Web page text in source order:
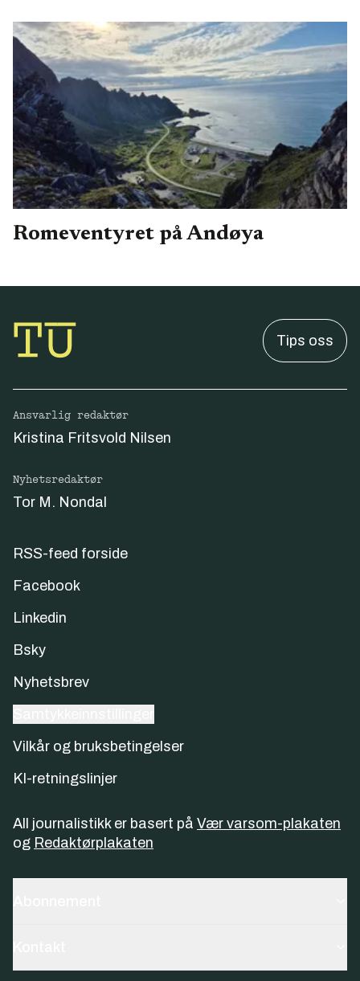
Romeventyret på Andøya
Tips oss
Ansvarlig redaktør
Kristina Fritsvold Nilsen
Nyhetsredaktør
Tor M. Nondal
RSS-feed forside
Facebook
Linkedin
Bsky
Nyhetsbrev
Vilkår og bruksbetingelser
KI-retningslinjer
All journalistikk er basert på Vær varsom-plakaten
og Redaktørplakaten